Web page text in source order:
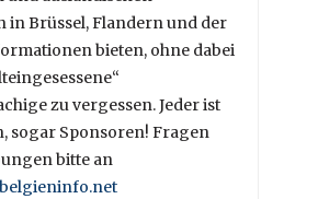
in Brüssel, Flandern und der
bieten, ohne dabei
zu vergessen. Jeder ist
sogar Sponsoren! Fragen
bitte an